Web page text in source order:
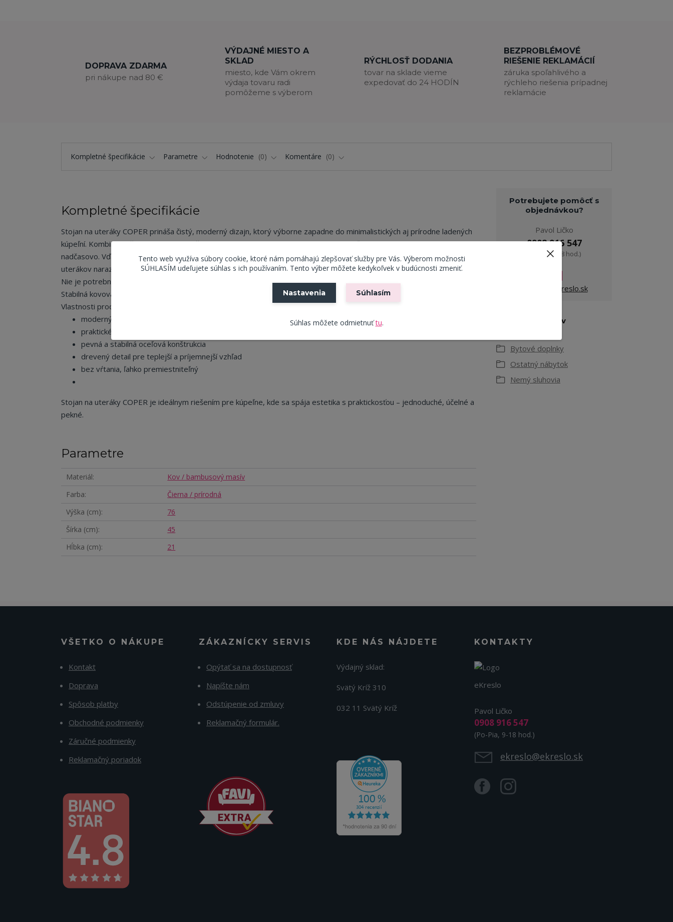
DOPRAVA ZDARMA
pri nákupe nad 80 €
VÝDAJNÉ MIESTO A
SKLAD
miesto, kde Vám okrem
výdaja tovaru radi
pomôžeme s výberom
RÝCHLOSŤ DODANIA
tovar na sklade vieme
expedovať do 24 HODÍN
BEZPROBLÉMOVÉ
RIEŠENIE REKLAMÁCIÍ
záruka spoľahlivého a
rýchleho riešenia prípadnej
reklamácie
Kompletné špecifikácie Parametre Hodnotenie 0 Komentáre 0
Kompletné špecifikácie
Stojan na uteráky COPER prináša čistý, moderný dizajn, ktorý výborne zapadne do minimalistických aj prírodne ladených
kúpeľní. Kombinácia čiernej kovovej konštrukcie a svetlého dreveného prvku pôsobí veľmi elegantne, harmonicky a
nadčasovo. Vďaka dvom samostatným priečkam poskytuje dostatok priestoru na zavesenie a vysušenie viacerých
uterákov naraz – rýchlo a vzdušne.
Nie je potrebné žiadne vŕtanie ani montáž na stenu, stojan jednoducho postavíte tam, kde ho práve potrebujete.
Stabilná kovová základňa zabezpečuje pevnosť a dlhú životnosť.
Vlastnosti produktu:
moderný a nadčasový vzhľad
praktické dvojité rameno pre viac uterákov
pevná a stabilná oceľová konštrukcia
drevený detail pre teplejší a príjemnejší vzhľad
bez vŕtania, ľahko premiestniteľný
Stojan na uteráky COPER je ideálnym riešením pre kúpeľne, kde sa spája estetika s praktickosťou – jednoduché, účelné a
pekné.
Parametre
Materiál
Kov / bambusový masív
Farba
Čierna / prírodná
Výška (cm)
76
Šírka (cm)
45
Hĺbka (cm)
21
Potrebujete pomôcť s
objednávkou?
Pavol Ličko
0908 916 547
(Po-Pia, 9-18 hod.)
ekreslo@ekreslo.sk
Tovar zaradený v
Bytové doplnky
Ostatný nábytok
Nemý sluhovia
VŠETKO O NÁKUPE
Kontakt
Doprava
Spôsob platby
Obchodné podmienky
Záručné podmienky
Reklamačný poriadok
ZÁKAZNÍCKY SERVIS
Opýtať sa na dostupnosť
Napíšte nám
Odstúpenie od zmluvy
Reklamačný formulár.
KDE NÁS NÁJDETE
Výdajný sklad:
Svätý Kríž 310
032 11 Svätý Kríž
KONTAKTY
eKreslo
Pavol Ličko
0908 916 547
(Po-Pia, 9-18 hod.)
ekreslo@ekreslo.sk
Tento web využíva súbory cookie, ktoré nám pomáhajú zlepšovať služby pre Vás. Výberom možnosti
SÚHLASÍM udeľujete súhlas s ich používaním. Tento výber môžete kedykoľvek v budúcnosti zmeniť.
Nastavenia Súhlasím
Súhlas môžete odmietnuťtu.